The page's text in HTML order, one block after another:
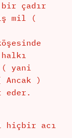
çadır
mil (
halkı
( yani
)
eder.
hiçbir acı